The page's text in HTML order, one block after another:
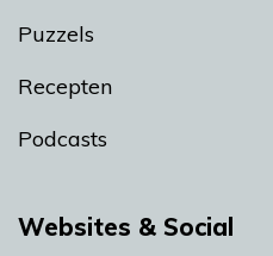
Puzzels
Recepten
Podcasts
Websites & Social